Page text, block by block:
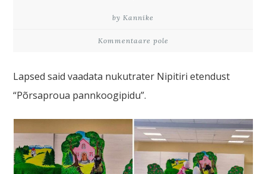
by Kannike
Kommentaare pole
Lapsed said vaadata nukutrater Nipitiri etendust
“Põrsaproua pannkoogipidu”.